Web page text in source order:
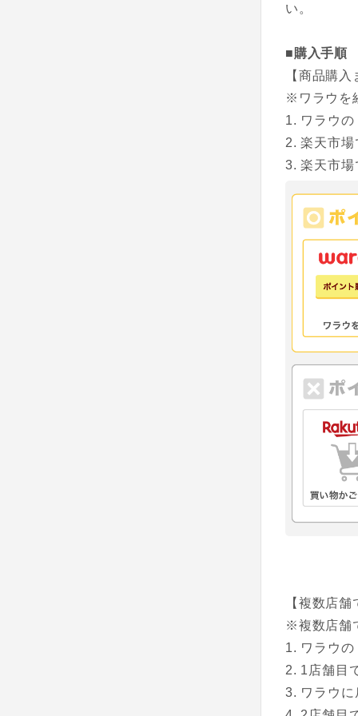
い。
■購入手順
【商品購
※ワラウを
ワラウ
楽天市場
楽天市場
【複数店
※複数店舗
ワラウ
1店舗目
ワラウ